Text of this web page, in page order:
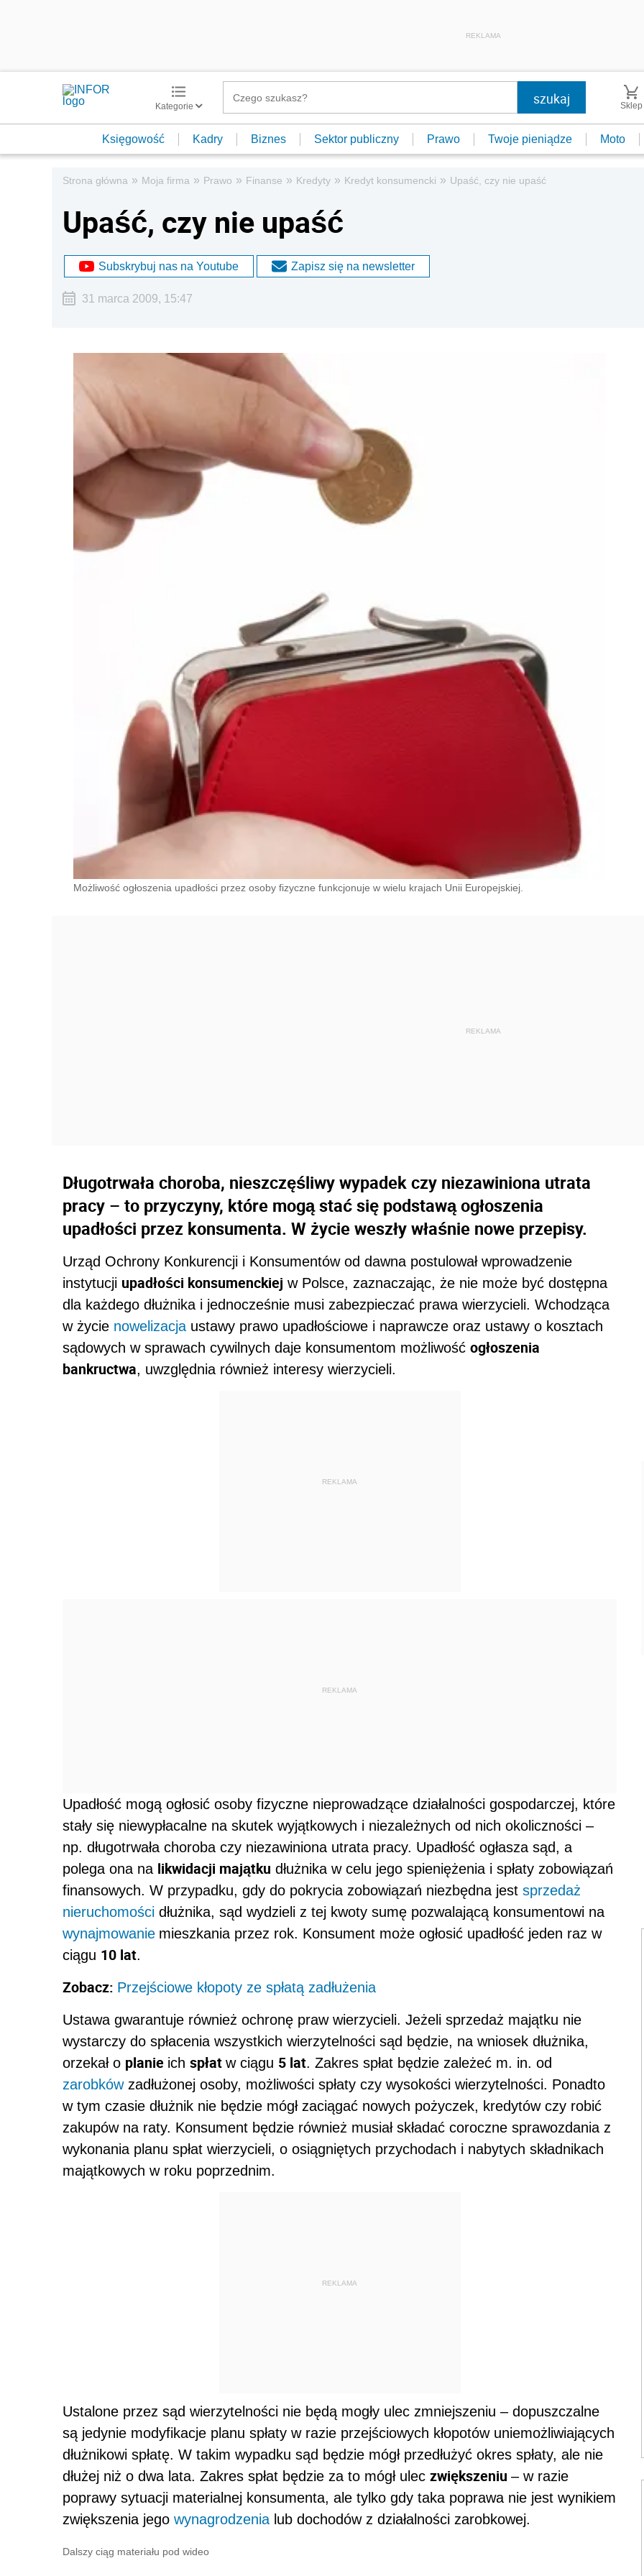
REKLAMA
Kategorie Sklep
Księgowość Kadry Biznes Sektor publiczny Prawo Twoje pieniądze Moto
Strona główna » Moja firma » Prawo » Finanse » Kredyty » Kredyt konsumencki » Upaść, czy nie upaść
Upaść, czy nie upaść
Subskrybuj nas na Youtube Zapisz się na newsletter
31 marca 2009, 15:47
Możliwość ogłoszenia upadłości przez osoby fizyczne funkcjonuje w wielu krajach Unii Europejskiej.
Długotrwała choroba, nieszczęśliwy wypadek czy niezawiniona utrata
pracy – to przyczyny, które mogą stać się podstawą ogłoszenia
upadłości przez konsumenta. W życie weszły właśnie nowe przepisy.
Urząd Ochrony Konkurencji i Konsumentów od dawna postulował wprowadzenie
instytucji upadłości konsumenckiej w Polsce, zaznaczając, że nie może być dostępna
dla każdego dłużnika i jednocześnie musi zabezpieczać prawa wierzycieli. Wchodząca
w życie nowelizacja ustawy prawo upadłościowe i naprawcze oraz ustawy o kosztach
sądowych w sprawach cywilnych daje konsumentom możliwość ogłoszenia
bankructwa, uwzględnia również interesy wierzycieli.
REKLAMA
REKLAMA
Upadłość mogą ogłosić osoby fizyczne nieprowadzące działalności gospodarczej, które
stały się niewypłacalne na skutek wyjątkowych i niezależnych od nich okoliczności –
np. długotrwała choroba czy niezawiniona utrata pracy. Upadłość ogłasza sąd, a
polega ona na likwidacji majątku dłużnika w celu jego spieniężenia i spłaty zobowiązań
finansowych. W przypadku, gdy do pokrycia zobowiązań niezbędna jest sprzedaż
nieruchomości dłużnika, sąd wydzieli z tej kwoty sumę pozwalającą konsumentowi na
wynajmowanie mieszkania przez rok. Konsument może ogłosić upadłość jeden raz w
ciągu 10 lat.
Zobacz: Przejściowe kłopoty ze spłatą zadłużenia
Ustawa gwarantuje również ochronę praw wierzycieli. Jeżeli sprzedaż majątku nie
wystarczy do spłacenia wszystkich wierzytelności sąd będzie, na wniosek dłużnika,
orzekał o planie ich spłat w ciągu 5 lat. Zakres spłat będzie zależeć m. in. od
zarobkówzadłużonej osoby, możliwości spłaty czy wysokości wierzytelności. Ponadto
w tym czasie dłużnik nie będzie mógł zaciągać nowych pożyczek, kredytów czy robić
zakupów na raty. Konsument będzie również musiał składać coroczne sprawozdania z
wykonania planu spłat wierzycieli, o osiągniętych przychodach i nabytych składnikach
majątkowych w roku poprzednim.
REKLAMA
Ustalone przez sąd wierzytelności nie będą mogły ulec zmniejszeniu – dopuszczalne
są jedynie modyfikacje planu spłaty w razie przejściowych kłopotów uniemożliwiających
dłużnikowi spłatę. W takim wypadku sąd będzie mógł przedłużyć okres spłaty, ale nie
dłużej niż o dwa lata. Zakres spłat będzie za to mógł ulec zwiększeniu – w razie
poprawy sytuacji materialnej konsumenta, ale tylko gdy taka poprawa nie jest wynikiem
zwiększenia jego wynagrodzenia lub dochodów z działalności zarobkowej.
Dalszy ciąg materiału pod wideo